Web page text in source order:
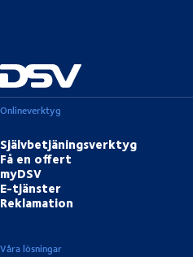
Onlineverktyg
Självbetjäningsverktyg
Få en offert
myDSV
E-tjänster
Reklamation
Våra lösningar